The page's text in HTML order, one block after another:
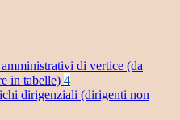
di vertice (da
in tabelle) 4
dirigenziali (dirigenti non